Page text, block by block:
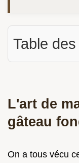
Table
L'art de
gâteau
On a tous vécu